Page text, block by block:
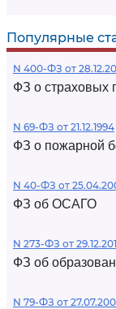
Популярные
N 400-ФЗ от
ФЗ о страховых
N 69-ФЗ от 21.12.1994
ФЗ о пожарной
N 40-ФЗ от
ФЗ об ОСАГО
N 273-ФЗ от
ФЗ об
N 79-ФЗ от